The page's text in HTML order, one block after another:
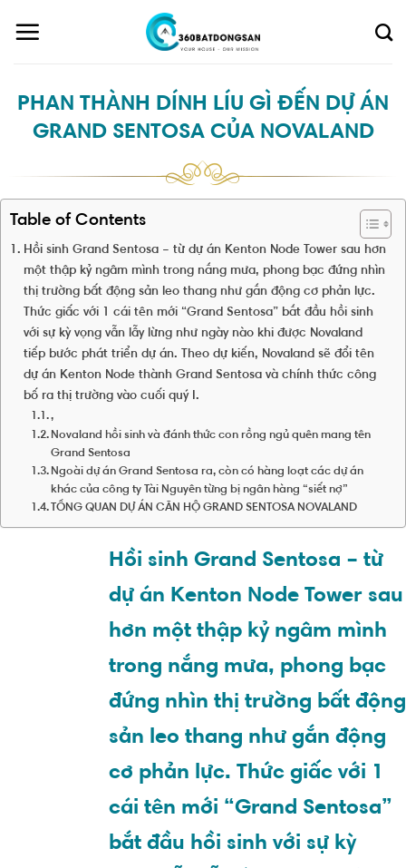
PHAN THÀNH DÍNH LÍU GÌ ĐẾN DỰ ÁN
GRAND SENTOSA CỦA NOVALAND
Table of Contents
Hồi sinh Grand Sentosa – từ dự án Kenton Node Tower sau hơn
một thập kỷ ngâm mình trong nắng mưa, phong bạc đứng nhìn
thị trường bất động sản leo thang như gắn động cơ phản lực.
Thức giấc với 1 cái tên mới “Grand Sentosa” bắt đầu hồi sinh
với sự kỳ vọng vẫn lẫy lừng như ngày nào khi được Novaland
tiếp bước phát triển dự án. Theo dự kiến, Novaland sẽ đổi tên
dự án Kenton Node thành Grand Sentosa và chính thức công
bố ra thị trường vào cuối quý I.
,
Novaland hồi sinh và đánh thức con rồng ngủ quên mang tên
Grand Sentosa
Ngoài dự án Grand Sentosa ra, còn có hàng loạt các dự án
khác của công ty Tài Nguyên từng bị ngân hàng “siết nợ”
TỔNG QUAN DỰ ÁN CĂN HỘ GRAND SENTOSA NOVALAND
Hồi sinh Grand Sentosa – từ
dự án Kenton Node Tower sau
hơn một thập kỷ ngâm mình
trong nắng mưa, phong bạc
đứng nhìn thị trường bất động
sản leo thang như gắn động
cơ phản lực. Thức giấc với 1
cái tên mới “Grand Sentosa”
bắt đầu hồi sinh với sự kỳ